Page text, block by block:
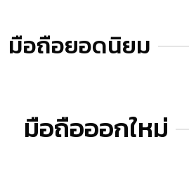
มือถือยอดนิยม
มือถือออกใหม่